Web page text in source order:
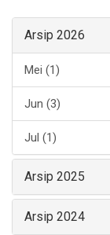
Arsip 2026
Mei (1)
Jun (3)
Jul (1)
Arsip 2025
Arsip 2024